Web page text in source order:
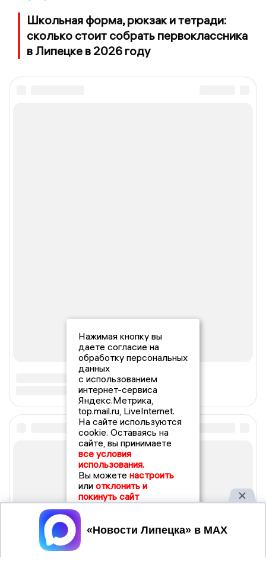
Школьная форма, рюкзак и тетради:
сколько стоит собрать первоклассника
в Липецке в 2026 году
Нажимая кнопку вы
даете согласие на
обработку персональных
данных
с использованием
интернет-сервиса
Яндекс.Метрика,
top.mail.ru, LiveInternet.
На сайте используются
cookie. Оставаясь на
сайте, вы принимаете
все условия
использования.
Вы можете настроить
или отклонить и
покинуть сайт
Принять